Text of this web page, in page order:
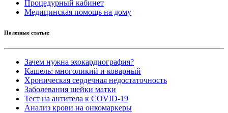
Процедурный кабинет
Медицинская помощь на дому
Полезные статьи:
Зачем нужна эхокардиография?
Кашель: многоликий и коварный
Хроническая сердечная недостаточность
Заболевания шейки матки
Тест на антитела к COVID-19
Анализ крови на онкомаркеры